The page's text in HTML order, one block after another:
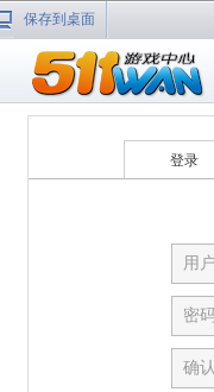
保存到桌面
登录
用
密
确